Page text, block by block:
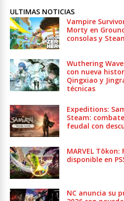
ULTIMAS NOTICIAS
Vampire
Morty en
consolas y
Wuthering
con nueva
Qingxiao y
técnicas
Expeditions:
Steam:
feudal con
MARVEL
disponible en
NC anuncia su